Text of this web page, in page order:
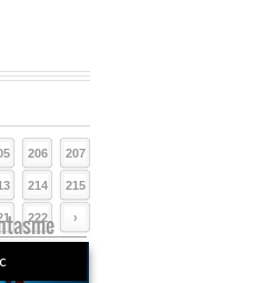
206 207
214 215
222 ›